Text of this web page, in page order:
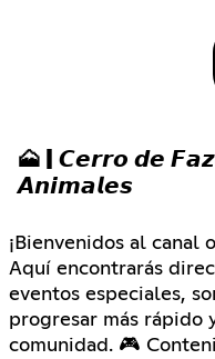
🗻 | 𝘾𝙚𝙧𝙧𝙤 𝙙𝙚
𝘼𝙣𝙞𝙢𝙖𝙡𝙚𝙨
¡Bienvenidos al canal
Aquí encontrarás
eventos especiales,
progresar más rápido
comunidad. 🎮